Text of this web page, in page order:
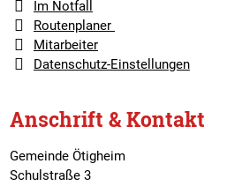
Im Notfall
Routenplaner
Mitarbeiter
Datenschutz-Einstellungen
Anschrift & Kontakt
Gemeinde Ötigheim
Schulstraße 3